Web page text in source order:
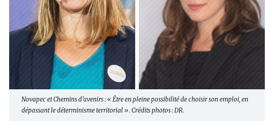
Novapec et Chemins d’avenirs : « Être en pleine possibilité de choisir son emploi, en
dépassant le déterminisme territorial ». Crédits photos : DR.